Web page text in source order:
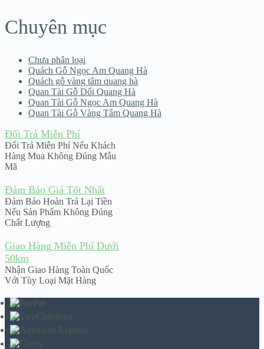
Chuyên mục
Chưa phân loại
Quách Gỗ Ngọc Am Quang Hà
Quách gỗ vàng tâm quang hà
Quan Tài Gỗ Dổi Quang Hà
Quan Tài Gỗ Ngọc Am Quang Hà
Quan Tài Gỗ Vàng Tâm Quang Hà
Đổi Trả Miễn Phí
Đổi Trả Miễn Phí Nếu Khách
Hàng Mua Không Đúng Mẫu
Mã
Đảm Bảo Giá Tốt Nhất
Đảm Bảo Hoàn Trả Lại Tiền
Nếu Sản Phẩm Không Đúng
Chất Lượng
Giao Hàng Miễn Phí Dưới
50km
Nhận Giao Hàng Toàn Quốc
Với Tùy Loại Mặt Hàng